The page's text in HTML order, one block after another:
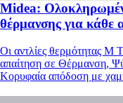
Midea:
θέρμανσης για κάθε
Οι αντλίες θερμότητας M
απαίτηση σε Θέρμανση,
Κορυφαία απόδοση με